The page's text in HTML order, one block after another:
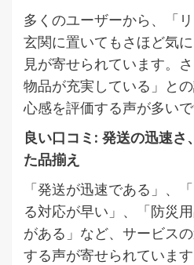
多くのユーザーから、「
玄関に置いてもさほど気
見が寄せられています。
物品が充実している」と
心感を評価する声が多いで
良い口コミ: 発送の迅速さ
た品揃え
「発送が迅速である」、
る対応が早い」、「防災
がある」など、サービス
する声が寄せられていま